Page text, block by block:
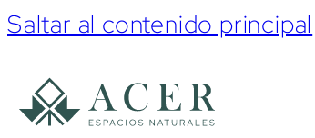
Saltar al contenido principal